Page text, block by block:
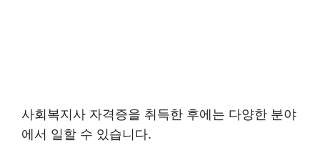
사회복지사 자격증을 취득한 후에는 다양한 분야
에서 일할 수 있습니다.